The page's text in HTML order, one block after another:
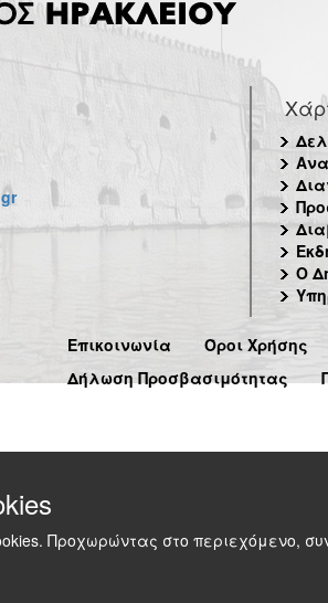
Ο
Επικοινωνία
Όροι Χρήσης
Δήλωση Προσβασιμότητας
Προχωρώντας στο περιεχόμενο,